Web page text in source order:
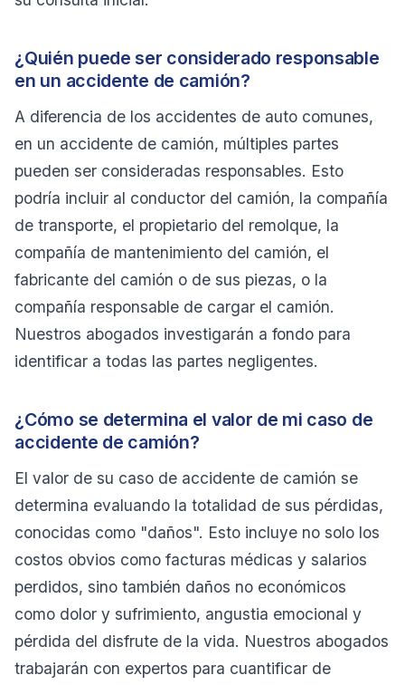
¿Quién puede ser considerado responsable
en un accidente de camión?
A diferencia de los accidentes de auto comunes,
en un accidente de camión, múltiples partes
pueden ser consideradas responsables. Esto
podría incluir al conductor del camión, la compañía
de transporte, el propietario del remolque, la
compañía de mantenimiento del camión, el
fabricante del camión o de sus piezas, o la
compañía responsable de cargar el camión.
Nuestros abogados investigarán a fondo para
identificar a todas las partes negligentes.
¿Cómo se determina el valor de mi caso de
accidente de camión?
El valor de su caso de accidente de camión se
determina evaluando la totalidad de sus pérdidas,
conocidas como "daños". Esto incluye no solo los
costos obvios como facturas médicas y salarios
perdidos, sino también daños no económicos
como dolor y sufrimiento, angustia emocional y
pérdida del disfrute de la vida. Nuestros abogados
trabajarán con expertos para cuantificar de